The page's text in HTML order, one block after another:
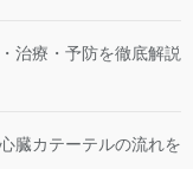
治療・予防を徹底解説
臓カテーテルの流れを